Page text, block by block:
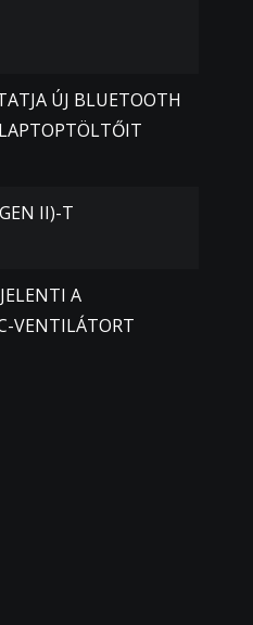
ÚJ BLUETOOTH
II)-T
A
VENTILÁTORT